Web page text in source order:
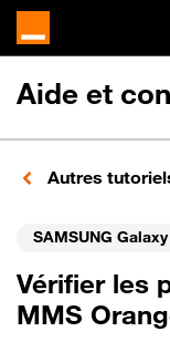
Aide et
Autres
SAMSUNG
Vérifier les
MMS